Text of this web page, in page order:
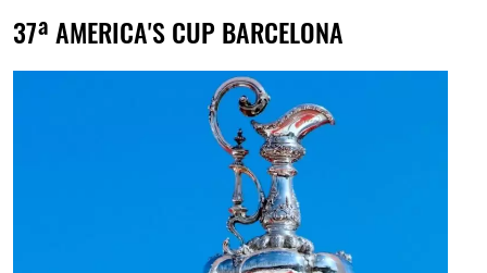
37ª AMERICA'S CUP BARCELONA